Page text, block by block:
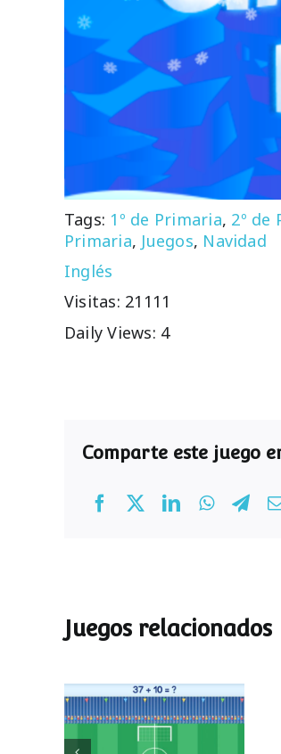
Tags: 1º de Primaria, 2º de
Primaria, Juegos, Navidad
Inglés
Visitas: 21111
Daily Views: 4
Comparte este juego
Juegos relacionados
Mundial de